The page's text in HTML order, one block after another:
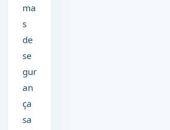
ma
s
de
se
gur
an
ça
sa